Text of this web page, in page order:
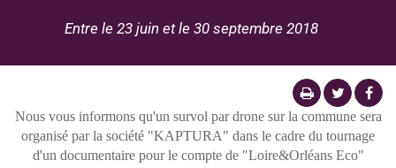
Entre le 23 juin et le 30 septembre 2018
Nous vous informons qu'un survol par drone sur la commune sera
organisé par la société "KAPTURA" dans le cadre du tournage
d'un documentaire pour le compte de "Loire&Orléans Eco"